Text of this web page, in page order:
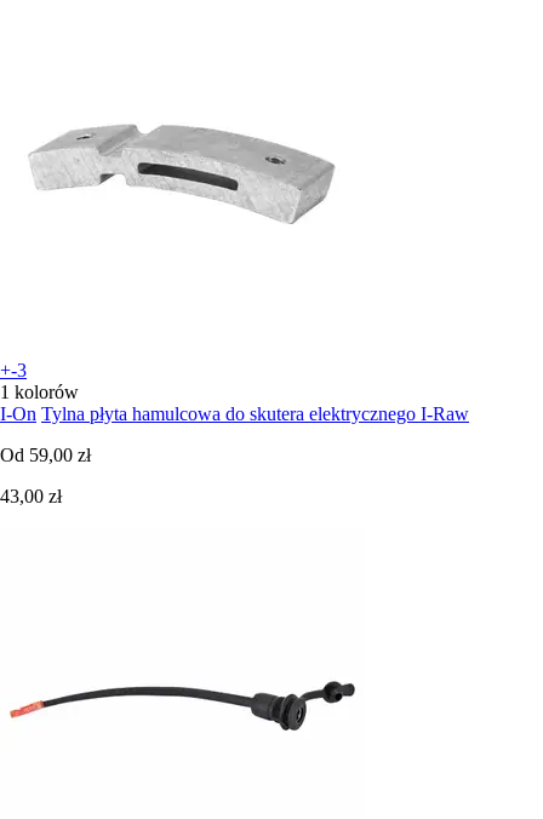
+-3
1 kolorów
I-On Tylna płyta hamulcowa do skutera elektrycznego I-Raw
Od 59,00 zł
43,00 zł